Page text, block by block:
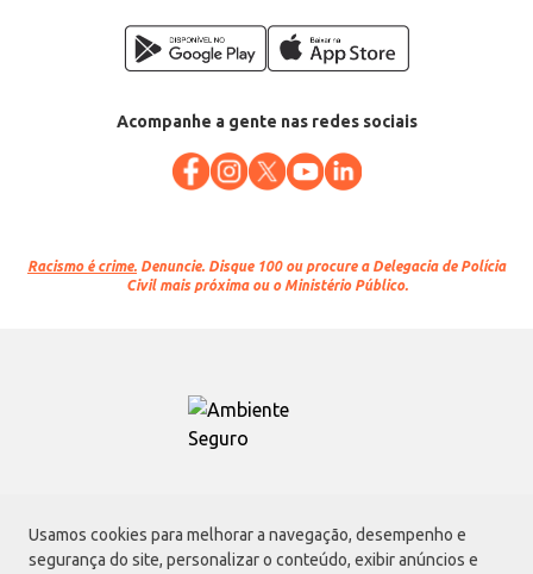
Usamos cookies para melhorar a navegação, desempenho e
segurança do site, personalizar o conteúdo, exibir anúncios e
Acompanhe a gente nas redes sociais
Racismo é crime. Denuncie. Disque 100 ou procure a Delegacia de Polícia
Civil mais próxima ou o Ministério Público.
Atacadão S.A.
Avenida Morvan Dias de Figueiredo, 6169, Vila Maria, São Paulo - SP | CEP
02170-901 | CNPJ: 75.315.333/0001-09